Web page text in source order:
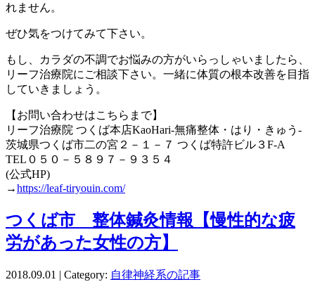
れません。
ぜひ気をつけてみて下さい。
もし、カラダの不調でお悩みの方がいらっしゃいましたら、
リーフ治療院にご相談下さい。一緒に体質の根本改善を目指
していきましょう。
【お問い合わせはこちらまで】
リーフ治療院 つくば本店KaoHari-無痛整体・はり・きゅう-
茨城県つくば市二の宮２－１－７ つくば特許ビル３F-A
TEL０５０－５８９７－９３５４
(公式HP)
→https://leaf-tiryouin.com/
つくば市 整体鍼灸情報【慢性的な疲
労があった女性の方】
2018.09.01 | Category: 自律神経系の記事